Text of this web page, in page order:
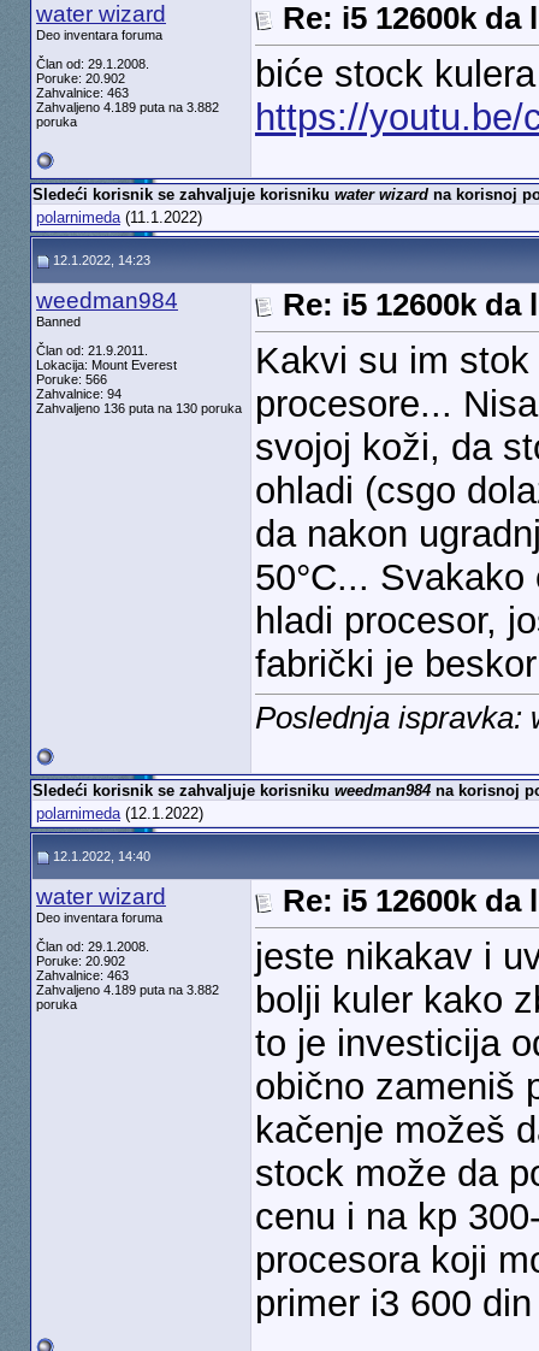
water wizard
Deo inventara foruma
Član od: 29.1.2008.
Poruke: 20.902
Zahvalnice: 463
Zahvaljeno 4.189 puta na 3.882
poruka
Re: i5 12600k
biće stock
https://youtu.be/
Sledeći korisnik se zahvaljuje korisniku water wizardna korisnoj
polarnimeda(11.1.2022)
12.1.2022, 14:23
weedman984
Banned
Član od: 21.9.2011.
Lokacija: Mount Everest
Poruke: 566
Zahvalnice: 94
Zahvaljeno 136 puta na 130 poruka
Re: i5 12600k
Kakvi su im
procesore...
svojoj koži, da
ohladi (csgo
da nakon
50°C...
hladi procesor,
fabrički je
Poslednja ispravka:
Sledeći korisnik se zahvaljuje korisniku weedman984na korisnoj
polarnimeda(12.1.2022)
12.1.2022, 14:40
water wizard
Deo inventara foruma
Član od: 29.1.2008.
Poruke: 20.902
Zahvalnice: 463
Zahvaljeno 4.189 puta na 3.882
poruka
Re: i5 12600k
jeste nikakav i
bolji kuler kako
to je investicija
obično zameniš
kačenje možeš
stock može da
cenu i na kp
procesora koji
primer i3 600